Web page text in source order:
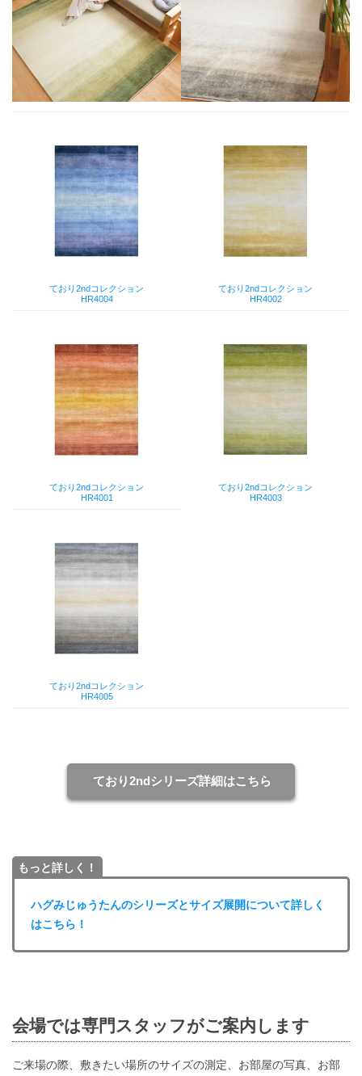
ており2ndコレクション
HR4004
ており2ndコレクション
HR4002
ており2ndコレクション
HR4001
ており2ndコレクション
HR4003
ており2ndコレクション
HR4005
ており2ndシリーズ詳細はこちら
もっと詳しく！
ハグみじゅうたんのシリーズとサイズ展開について詳しく
はこちら！
会場では専門スタッフがご案内します
ご来場の際、敷きたい場所のサイズの測定、お部屋の写真、お部